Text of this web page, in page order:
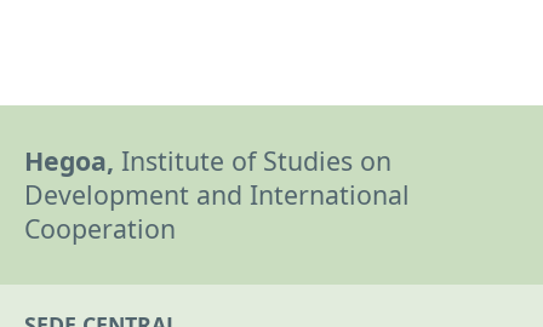
Hegoa, Institute of Studies on
Development and International
Cooperation